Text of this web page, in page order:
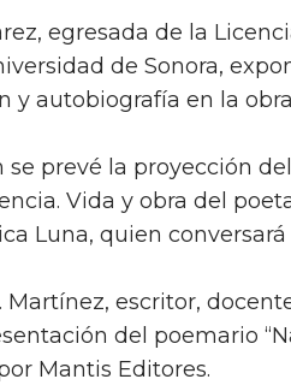
egresada de la
de Sonora,
y autobiografía en la
se prevé la proyección
Vida y obra del
Luna, quien
Martínez, escritor,
del poemario
Mantis Editores.